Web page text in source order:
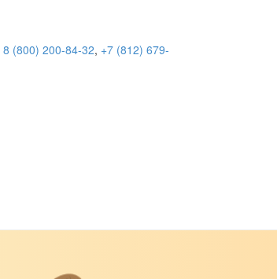
8 (800) 200-84-32, +7 (812) 679-